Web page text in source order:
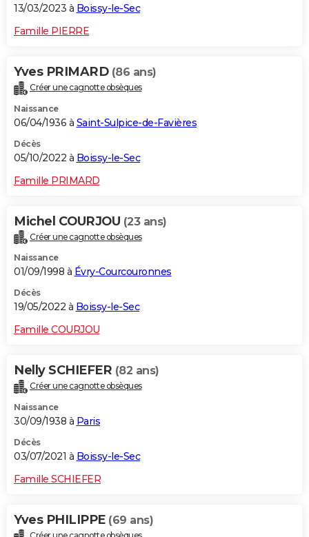
13/03/2023 à Boissy-le-Sec
Famille PIERRE
Yves PRIMARD (86 ans)
Créer une cagnotte obsèques
Naissance
06/04/1936 à Saint-Sulpice-de-Favières
Décès
05/10/2022 à Boissy-le-Sec
Famille PRIMARD
Michel COURJOU (23 ans)
Créer une cagnotte obsèques
Naissance
01/09/1998 à Évry-Courcouronnes
Décès
19/05/2022 à Boissy-le-Sec
Famille COURJOU
Nelly SCHIEFER (82 ans)
Créer une cagnotte obsèques
Naissance
30/09/1938 à Paris
Décès
03/07/2021 à Boissy-le-Sec
Famille SCHIEFER
Yves PHILIPPE (69 ans)